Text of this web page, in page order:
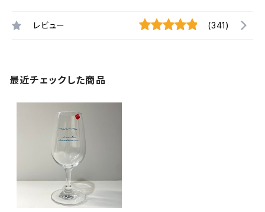
レビュー (341)
最近チェックした商品